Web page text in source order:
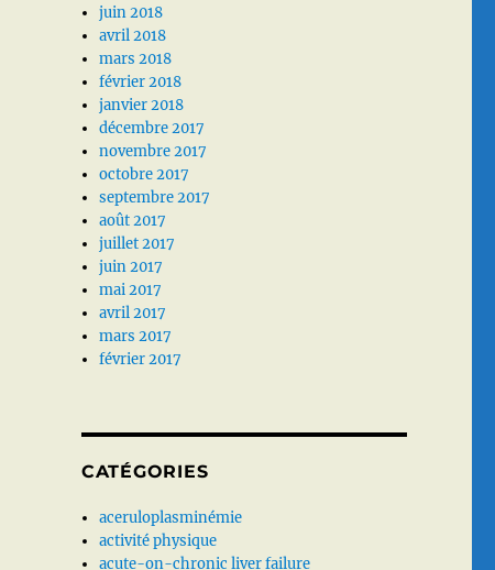
juin 2018
avril 2018
mars 2018
février 2018
janvier 2018
décembre 2017
novembre 2017
octobre 2017
septembre 2017
août 2017
juillet 2017
juin 2017
mai 2017
avril 2017
mars 2017
février 2017
CATÉGORIES
aceruloplasminémie
activité physique
acute-on-chronic liver failure